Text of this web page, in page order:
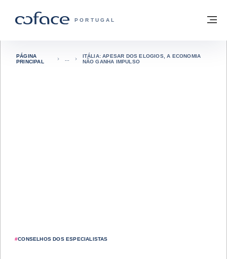
COFACE FOR TRADE - HOMEPAGE DO
PORTUGAL
Voltar à página principal
#CONSELHOS DOS ESPECIALISTAS
PÁGINA
PRINCIPAL
ITÁLIA: APESAR DOS ELOGIOS, A ECONOMIA
NÃO GANHA IMPULSO